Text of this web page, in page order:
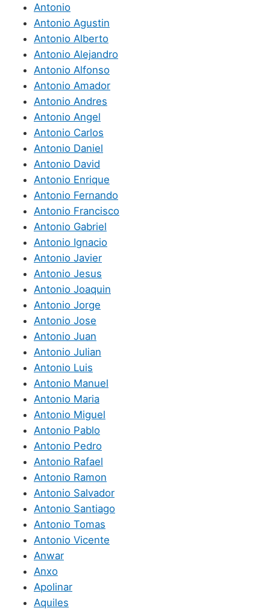
Antonio
Antonio Agustin
Antonio Alberto
Antonio Alejandro
Antonio Alfonso
Antonio Amador
Antonio Andres
Antonio Angel
Antonio Carlos
Antonio Daniel
Antonio David
Antonio Enrique
Antonio Fernando
Antonio Francisco
Antonio Gabriel
Antonio Ignacio
Antonio Javier
Antonio Jesus
Antonio Joaquin
Antonio Jorge
Antonio Jose
Antonio Juan
Antonio Julian
Antonio Luis
Antonio Manuel
Antonio Maria
Antonio Miguel
Antonio Pablo
Antonio Pedro
Antonio Rafael
Antonio Ramon
Antonio Salvador
Antonio Santiago
Antonio Tomas
Antonio Vicente
Anwar
Anxo
Apolinar
Aquiles